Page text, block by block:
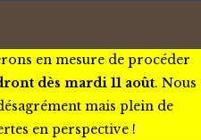
en tournée à travers la
de nos futurs artisans.
en mesure de procéder
dès mardi 11 août. Nous
mais plein de
en perspective !